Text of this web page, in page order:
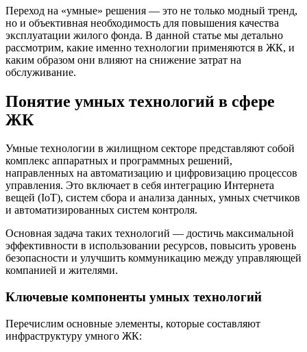
Переход на «умные» решения — это не только модный тренд,
но и объективная необходимость для повышения качества
эксплуатации жилого фонда. В данной статье мы детально
рассмотрим, какие именно технологии применяются в ЖК, и
каким образом они влияют на снижение затрат на
обслуживание.
Понятие умных технологий в сфере
ЖК
Умные технологии в жилищном секторе представляют собой
комплекс аппаратных и программных решений,
направленных на автоматизацию и цифровизацию процессов
управления. Это включает в себя интеграцию Интернета
вещей (IoT), систем сбора и анализа данных, умных счетчиков
и автоматизированных систем контроля.
Основная задача таких технологий — достичь максимальной
эффективности в использовании ресурсов, повысить уровень
безопасности и улучшить коммуникацию между управляющей
компанией и жителями.
Ключевые компоненты умных технологий
Перечислим основные элементы, которые составляют
инфраструктуру умного ЖК: